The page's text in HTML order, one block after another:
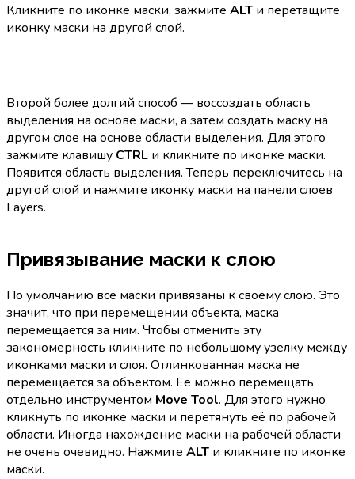
Кликните по иконке маски, зажмите ALT и перетащите
иконку маски на другой слой.
Второй более долгий способ — воссоздать область
выделения на основе маски, а затем создать маску на
другом слое на основе области выделения. Для этого
зажмите клавишу CTRL и кликните по иконке маски.
Появится область выделения. Теперь переключитесь на
другой слой и нажмите иконку маски на панели слоев
Layers.
Привязывание маски к слою
По умолчанию все маски привязаны к своему слою. Это
значит, что при перемещении объекта, маска
перемещается за ним. Чтобы отменить эту
закономерность кликните по небольшому узелку между
иконками маски и слоя. Отлинкованная маска не
перемещается за объектом. Её можно перемещать
отдельно инструментом Move Tool. Для этого нужно
кликнуть по иконке маски и перетянуть её по рабочей
области. Иногда нахождение маски на рабочей области
не очень очевидно. Нажмите ALT и кликните по иконке
маски.